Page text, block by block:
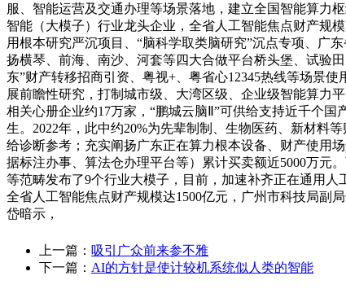
服、智能运营及交通办理等场景落地，建立全国智能算力
智能（大模子）行业龙头企业，全省人工智能焦点财产规
用根本研究严沉项目、“脑科学取类脑研究”沉点专项、广
扬横琴、前海、南沙、河套等四大合做平台桥头堡、试验
东”财产转移招商引资、粤视+、粤省心12345热线等场景
展前瞻性研究，打制城市级、大湾区级、企业级智能算力
相关心册企业约17万家，“鹏城云脑Ⅱ”可供给支持近千个
生。2022年，此中约20%为先辈制制、生物医药、新材料
给诊断参考；充实阐扬广东正在算力根本设备、财产使用
据标注办事、算法仓办理平台等）累计买卖额近5000万元
等范畴发布了9个行业大模子，目前，加速补齐正在通用人
全省人工智能焦点财产规模达1500亿元，广州市科技局副
岱暗示，
上一篇： 吸引广众前来参不雅
下一篇： AI的方针是使计较机系统似人类的智能